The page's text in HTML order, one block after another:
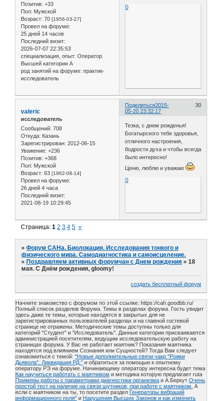
Позитив: +33
Пол: Мужской
Возраст: 70 [1956-03-27]
Провел на форуме:
25 дней 14 часов
Последний визит:
2026-07-07 22:35:53
специализация, опыт: Оператор
Высшей категории А
род занятий на форуме: практик-
исследователь
0
Поделиться 30
2015-
05-20 23:32:17
valeric
исследователь
Сообщений: 708
Откуда: Казань
Зарегистрирован: 2012-06-15
Уважение: +236
Позитив: +368
Пол: Мужской
Возраст: 63 [1962-08-14]
Провел на форуме:
26 дней 4 часа
Последний визит:
2021-08-19 10:29:45
Тезка, с днем рожденья!
Богатырского тебе здоровья,
отличного настроения,
бодрости духа и чтобы всегда
было интересно!
Ценю, люблю и уважаю
0
Страница:1 2 3 4 5 »
»Форум САНа. Биолокация. Исследования тонкого и
физического мира. Самодиагностика и самоисцеление.
»Поздравляем активных форумчан с Днем рождения »18
мая. С Днём рождения, gloomy!
создать бесплатный форум
Начните знакомство с форумом по этой ссылке: https://cah.goodbb.ru/
Полный список разделов Форума. Темы в разделах форума. Гость увидит
здесь даже те темы, которые находятся в закрытых для не
зарегистрированных пользователей разделах и на главной гостевой
странице не отражены. Методические темы доступны только для
категорий "Студент" и "Исследователь". Данные категории присваиваются
администрацией посетителям, ведущим исследовательскую работу на
страницах форума. У Вас не работает маятник? Показания маятника
находятся под влиянием Сознания или Сущностей? Тогда Вам следует
ознакомиться с темой: "Новые дополнительные связи чакр "Рожки
Дьявола". Ликвидация РД." и обратиться за помощью к опытному
оператору РЭ на форуме. Начинающему оператору интересна будет тема
Как научиться работать с маятником и методика которую предлагает ruta
Примеры работы с параметрами диагностики организма и А.Беркут Очень
простой тест на наличие на связи шутников, при работе с маятником. А
если с маятником на ты, то посетите раздел Генераторы вибраций
информационного поля" и Нарушения Высших Законов и как изменить